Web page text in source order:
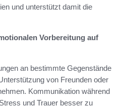
und unterstützt damit die
Vorbereitung auf
an bestimmte Gegenstände
von Freunden oder
Kommunikation während
und Trauer besser zu